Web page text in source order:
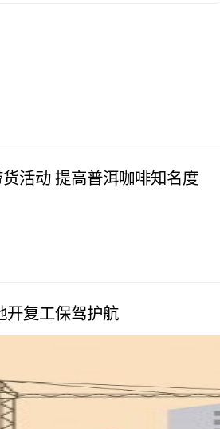
活动 提高普洱咖啡知名度
开复工保驾护航